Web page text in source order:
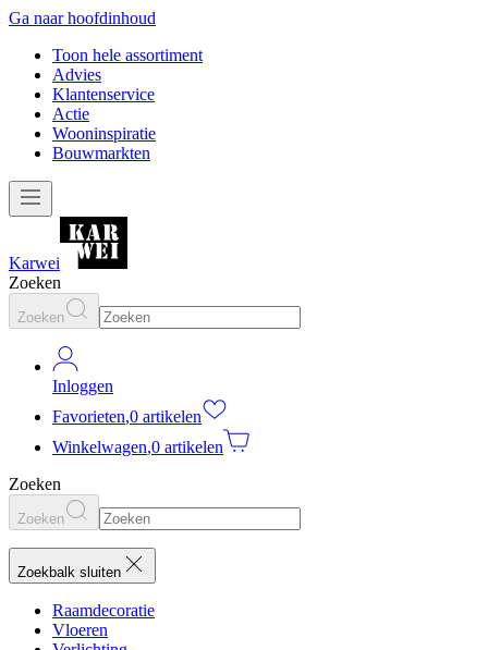
Ga naar hoofdinhoud
Toon hele assortiment
Advies
Klantenservice
Actie
Wooninspiratie
Bouwmarkten
Karwei
Zoeken
Zoeken
Inloggen
Favorieten,0 artikelen
Winkelwagen,0 artikelen
Zoeken
Zoeken
Zoekbalk sluiten
Raamdecoratie
Vloeren